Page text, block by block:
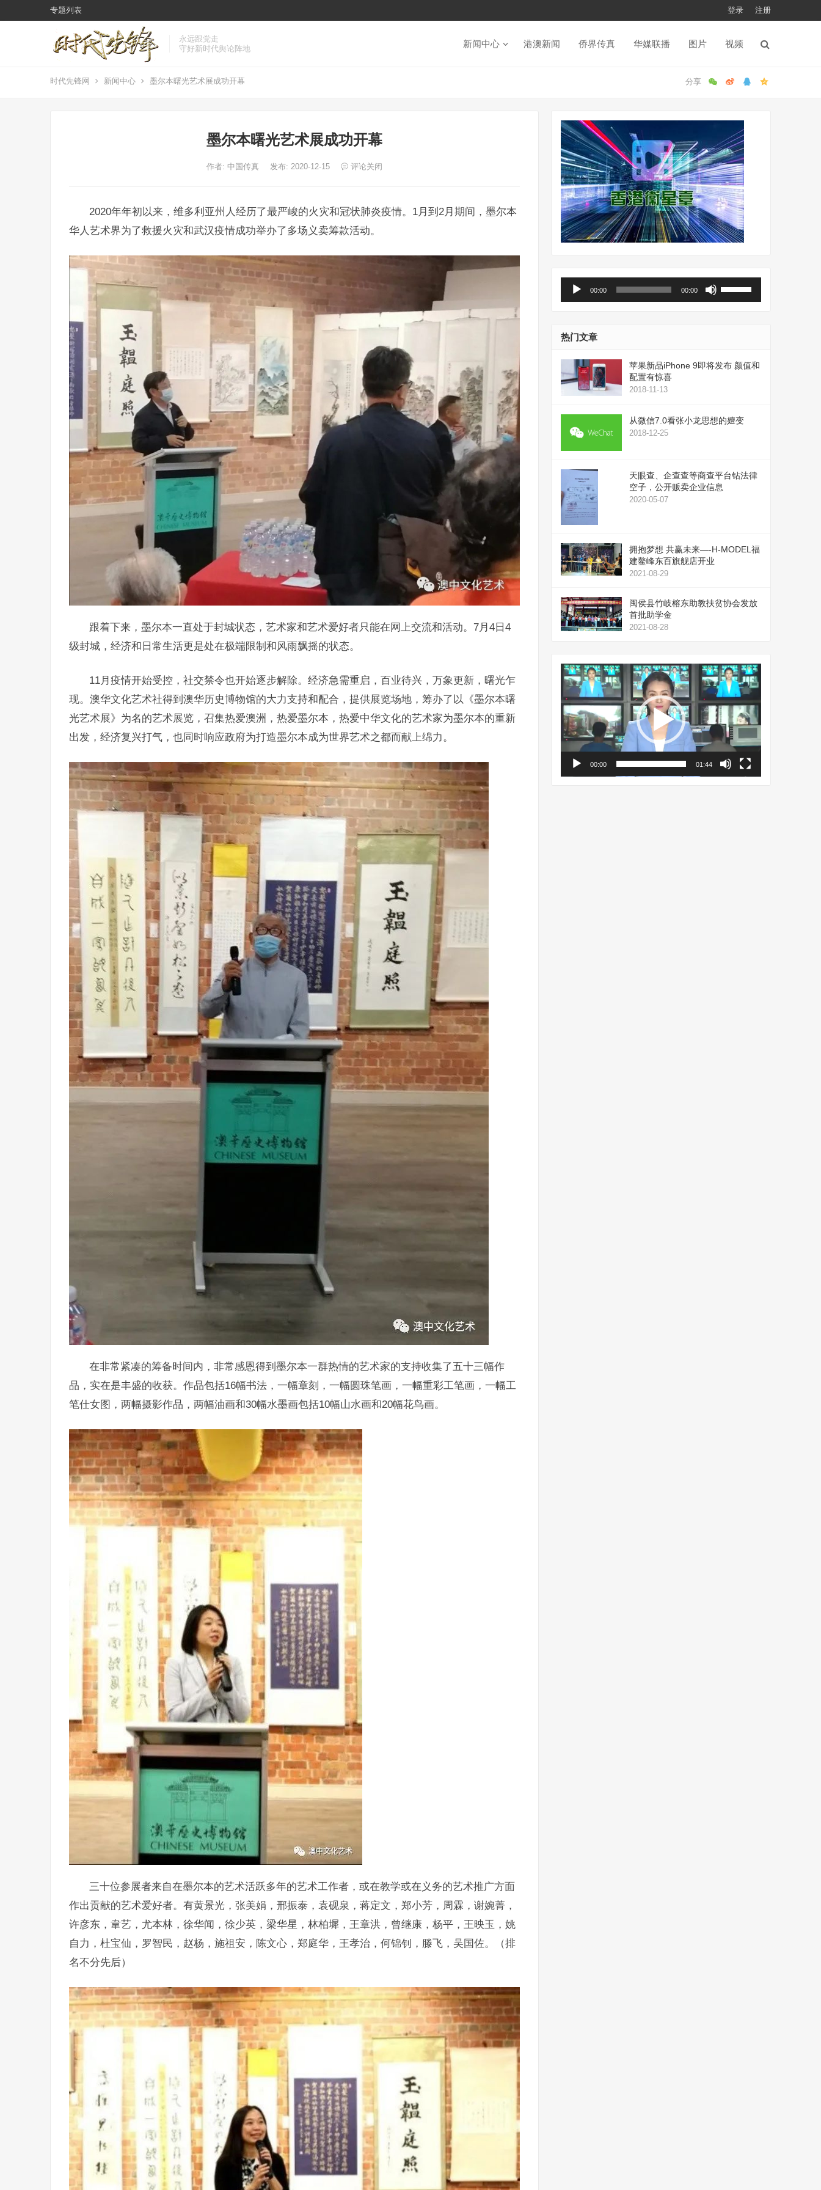
专题列表 登录 注册
永远跟党走
守好新时代舆论阵地
新闻中心 港澳新闻 侨界传真 华媒联播 图片 视频
时代先锋网 新闻中心 墨尔本曙光艺术展成功开幕
墨尔本曙光艺术展成功开幕
作者: 中国传真 发布: 2020-12-15 评论关闭
2020年年初以来，维多利亚州人经历了最严峻的火灾和冠状肺炎疫情。1月到2月期间，墨尔本
华人艺术界为了救援火灾和武汉疫情成功举办了多场义卖筹款活动。
跟着下来，墨尔本一直处于封城状态，艺术家和艺术爱好者只能在网上交流和活动。7月4日4
级封城，经济和日常生活更是处在极端限制和风雨飘摇的状态。
11月疫情开始受控，社交禁令也开始逐步解除。经济急需重启，百业待兴，万象更新，曙光乍
现。澳华文化艺术社得到澳华历史博物馆的大力支持和配合，提供展览场地，筹办了以《墨尔本曙
光艺术展》为名的艺术展览，召集热爱澳洲，热爱墨尔本，热爱中华文化的艺术家为墨尔本的重新
出发，经济复兴打气，也同时响应政府为打造墨尔本成为世界艺术之都而献上绵力。
在非常紧凑的筹备时间内，非常感恩得到墨尔本一群热情的艺术家的支持收集了五十三幅作
品，实在是丰盛的收获。作品包括16幅书法，一幅章刻，一幅圆珠笔画，一幅重彩工笔画，一幅工
笔仕女图，两幅摄影作品，两幅油画和30幅水墨画包括10幅山水画和20幅花鸟画。
三十位参展者来自在墨尔本的艺术活跃多年的艺术工作者，或在教学或在义务的艺术推广方面
作出贡献的艺术爱好者。有黄景光，张美娟，邢振泰，袁砚泉，蒋定文，郑小芳，周霖，谢婉菁，
许彦东，韋艺，尤本林，徐华闻，徐少英，梁华星，林柏墀，王章洪，曾继康，杨平，王映玉，姚
自力，杜宝仙，罗智民，赵杨，施祖安，陈文心，郑庭华，王孝治，何锦钊，滕飞，吴国佐。（排
名不分先后）
器
00:00 00:00
头
键
或
量。
热门文章
苹果新品iPhone 9即将发布 颜值和
配置有惊喜
2018-11-13
从微信7.0看张小龙思想的嬗变
2018-12-25
天眼查、企查查等商查平台钻法律
空子，公开贩卖企业信息
2020-05-07
拥抱梦想 共赢未来—-H-MODEL福
建鳌峰东百旗舰店开业
2021-08-29
闽侯县竹岐榕东助教扶贫协会发放
首批助学金
2021-08-28
视
频
播
放
器
00:00 01:44